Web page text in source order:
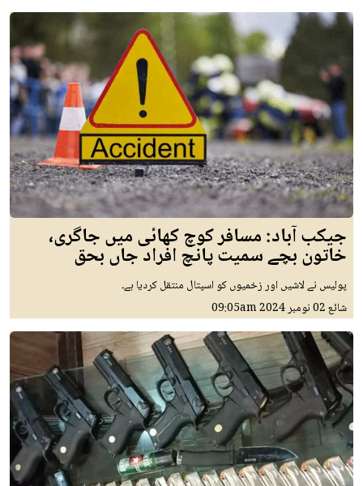
جیکب آباد: مسافر کوچ کھائی میں جاگری،
خاتون بچے سمیت پانچ افراد جاں بحق
پولیس نے لاشیں اور زخمیوں کو اسپتال منتقل کردیا ہے۔
شائع02 نومبر 2024 09:05am